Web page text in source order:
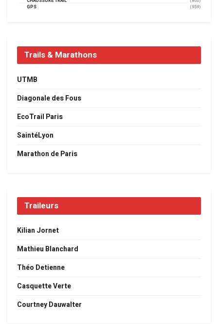
GPS
(959)
Trails & Marathons
UTMB
Diagonale des Fous
EcoTrail Paris
SaintéLyon
Marathon de Paris
Traileurs
Kilian Jornet
Mathieu Blanchard
Théo Detienne
Casquette Verte
Courtney Dauwalter